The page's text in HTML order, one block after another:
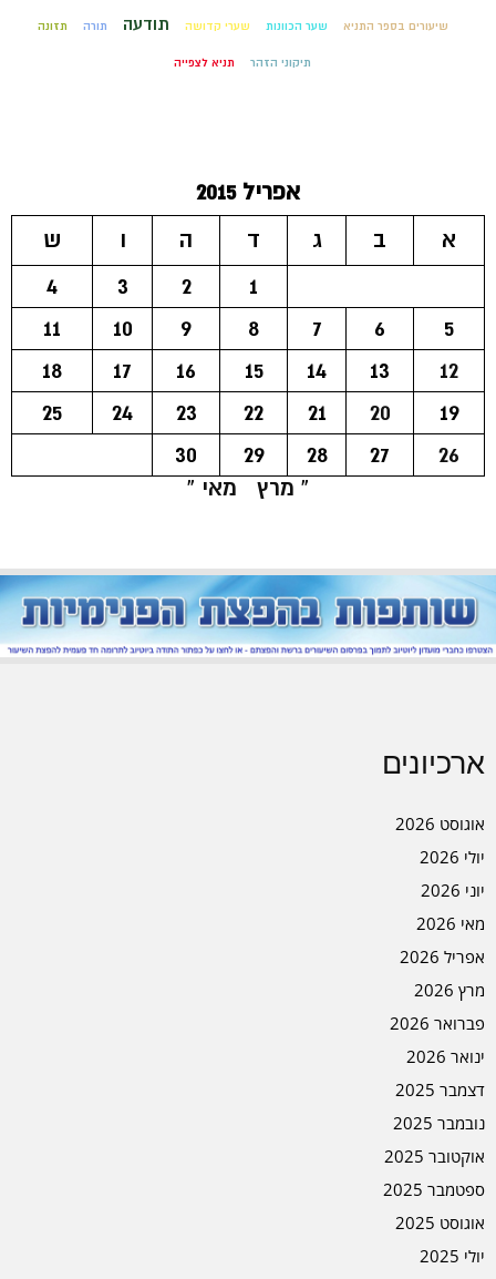
שיעורים בספר התניא שער הכוונות שערי קדושה תודעה תורה תזונה
תיקוני הזהר תניא לצפייה
אפריל 2015
א
ב ג ד ה ו
ש
1
2
3
4
5
6
7
8
9
10
11
12
13
14
15
16
17
18
19
20
21
22
23
24
25
26
27
28
29
30
« מרץ
מאי »
ארכיונים
אוגוסט 2026
יולי 2026
יוני 2026
מאי 2026
אפריל 2026
מרץ 2026
פברואר 2026
ינואר 2026
דצמבר 2025
נובמבר 2025
אוקטובר 2025
ספטמבר 2025
אוגוסט 2025
יולי 2025